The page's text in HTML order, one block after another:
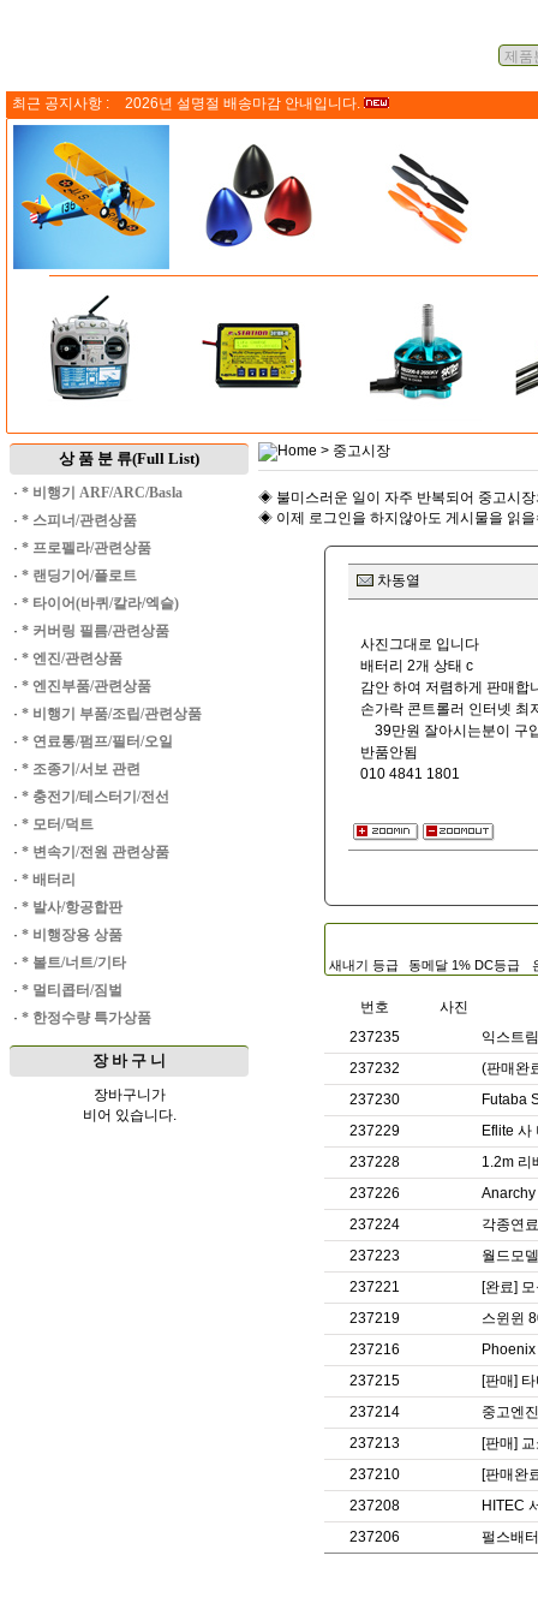
최근 공지사항 : 2026년 설명절 배송마감 안내입니다.
상 품 분 류(Full List)
· * 비행기 ARF/ARC/Basla
· * 스피너/관련상품
· * 프로펠라/관련상품
· * 랜딩기어/플로트
· * 타이어(바퀴/칼라/엑슬)
· * 커버링 필름/관련상품
· * 엔진/관련상품
· * 엔진부품/관련상품
· * 비행기 부품/조립/관련상품
· * 연료통/펌프/필터/오일
· * 조종기/서보 관련
· * 충전기/테스터기/전선
· * 모터/덕트
· * 변속기/전원 관련상품
· * 배터리
· * 발사/항공합판
· * 비행장용 상품
· * 볼트/너트/기타
· * 멀티콥터/짐벌
· * 한정수량 특가상품
장 바 구 니
장바구니가
비어 있습니다.
Home > 중고시장
◈ 불미스러운 일이 자주 반복되어 중고시
◈ 이제 로그인을 하지않아도 게시물을 읽
차동열
사진그대로 입니다
배터리 2개 상태 c
감안 하여 저렴하게 판매합
손가락 콘트롤러 인터넷 최
39만원 잘아시는분이 구
반품안됨
010 4841 1801
새내기 등급 동메달 1% DC등급
번호
사진
237235
익스트
237232
(판매완
237230
Futaba
237229
Eflite 사
237228
1.2m 리
237226
Anarchy
237224
각종연
237223
월드모
237221
[완료]
237219
스윈윈
237216
237215
[판매]
237214
중고엔
237213
[판매]
237210
[판매완
237208
HITEC
237206
펄스배